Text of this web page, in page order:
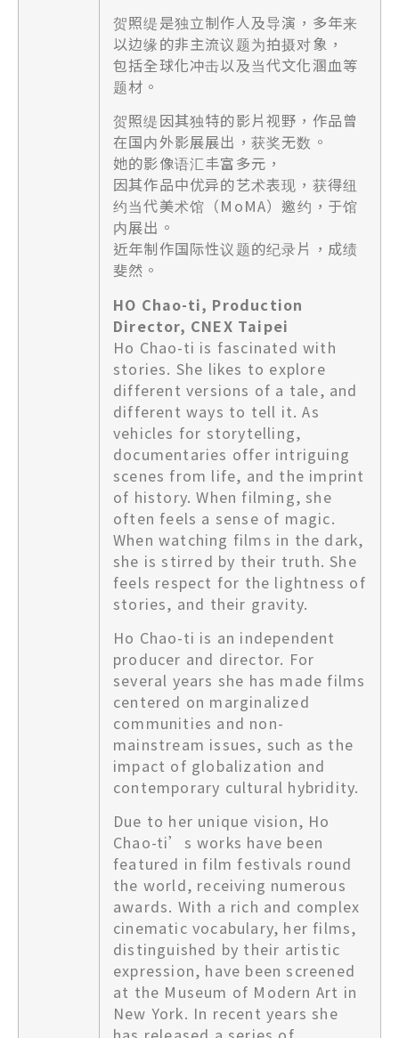
贺照缇是独立制作人及导演，多年来
以边缘的非主流议题为拍摄对象，
包括全球化冲击以及当代文化溷血等
题材。
贺照缇因其独特的影片视野，作品曾
在国内外影展展出，获奖无数。
她的影像语汇丰富多元，
因其作品中优异的艺术表现，获得纽
约当代美术馆（MoMA）邀约，于馆
内展出。
近年制作国际性议题的纪录片，成绩
斐然。
HO Chao-ti, Production
Director, CNEX Taipei
Ho Chao-ti is fascinated with
stories. She likes to explore
different versions of a tale, and
different ways to tell it. As
vehicles for storytelling,
documentaries offer intriguing
scenes from life, and the imprint
of history. When filming, she
often feels a sense of magic.
When watching films in the dark,
she is stirred by their truth. She
feels respect for the lightness of
stories, and their gravity.
Ho Chao-ti is an independent
producer and director. For
several years she has made films
centered on marginalized
communities and non-
mainstream issues, such as the
impact of globalization and
contemporary cultural hybridity.
Due to her unique vision, Ho
Chao-ti’s works have been
featured in film festivals round
the world, receiving numerous
awards. With a rich and complex
cinematic vocabulary, her films,
distinguished by their artistic
expression, have been screened
at the Museum of Modern Art in
New York. In recent years she